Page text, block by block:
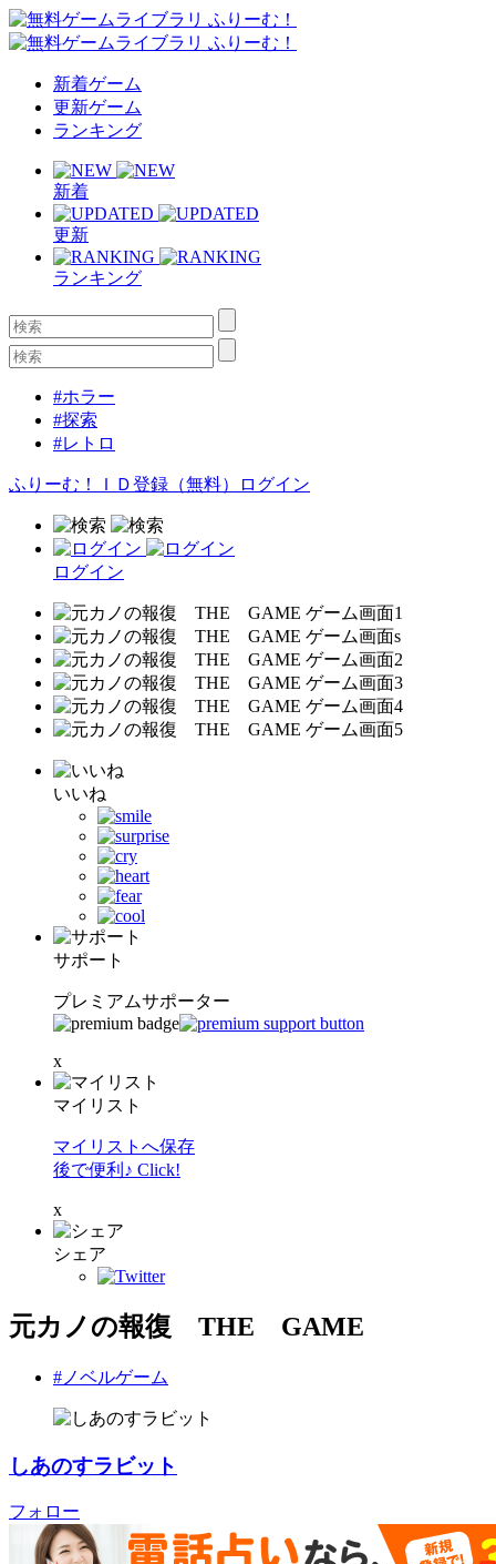
新着ゲーム
更新ゲーム
ランキング
新着
更新
ランキング
#ホラー
#探索
#レトロ
ふりーむ！ＩＤ登録（無料） ログイン
ログイン
いいね
サポート
プレミアムサポーター
x
マイリスト
マイリストへ保存
後で便利♪ Click!
x
シェア
元カノの報復 THE GAME
#ノベルゲーム
しあのすラビット
フォロー